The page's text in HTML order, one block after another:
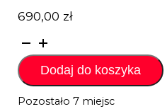
690,00 zł
ilość
Kurs
A2
+
Dodaj do koszyka
Pozostało 7 miejsc